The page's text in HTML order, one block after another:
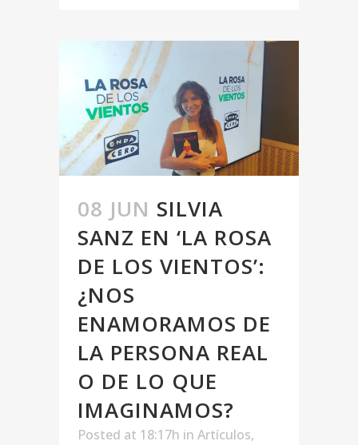
08 JUN SILVIA
SANZ EN ‘LA ROSA
DE LOS VIENTOS’:
¿NOS
ENAMORAMOS DE
LA PERSONA REAL
O DE LO QUE
IMAGINAMOS?
Posted at 18:17h in Artículos,